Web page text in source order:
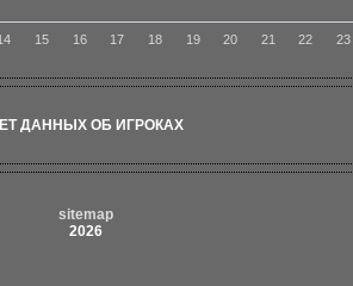
15 16 17 18 19 20 21 22 23
ДАННЫХ ОБ ИГРОКАХ
sitemap
2026